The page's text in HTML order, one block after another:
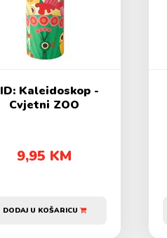
Kaleidoskop -
Cvjetni ZOO
9,95 KM
DODAJ U KOŠARICU